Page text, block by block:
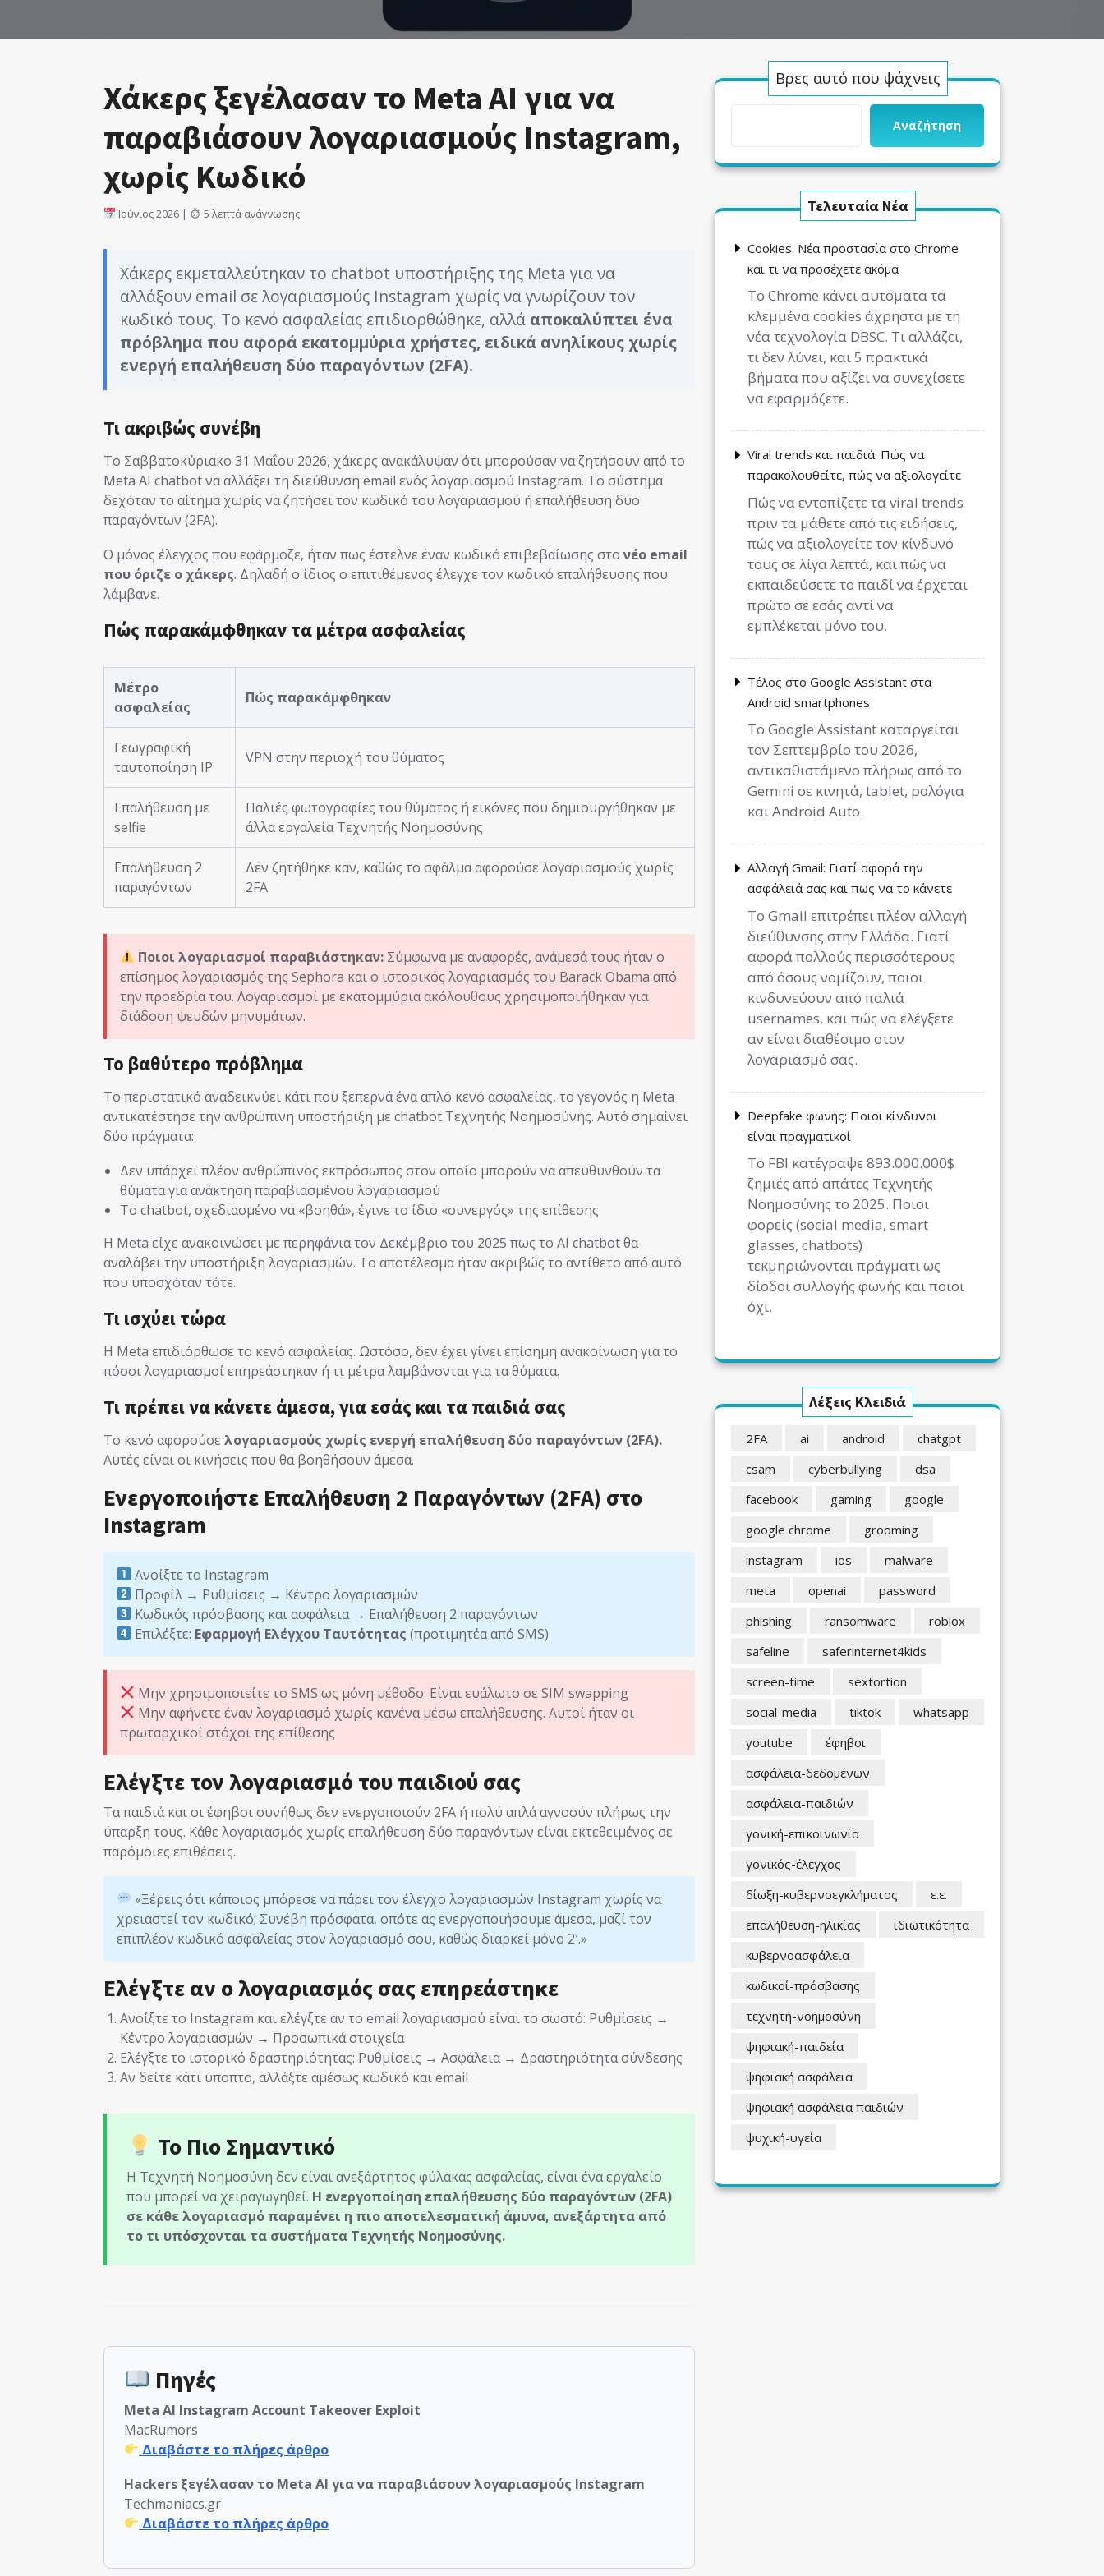
Χάκερς ξεγέλασαν το Meta AI για να
παραβιάσουν λογαριασμούς Instagram,
χωρίς Κωδικό
Ιούνιος 2026 | 5 λεπτά ανάγνωσης
Χάκερς εκμεταλλεύτηκαν το chatbot υποστήριξης της Meta για να
αλλάξουν email σε λογαριασμούς Instagram χωρίς να γνωρίζουν τον
κωδικό τους. Το κενό ασφαλείας επιδιορθώθηκε, αλλά αποκαλύπτει ένα
πρόβλημα που αφορά εκατομμύρια χρήστες, ειδικά ανηλίκους χωρίς
ενεργή επαλήθευση δύο παραγόντων (2FA).
Τι ακριβώς συνέβη
Το Σαββατοκύριακο 31 Μαΐου 2026, χάκερς ανακάλυψαν ότι μπορούσαν να ζητήσουν από το
Meta AI chatbot να αλλάξει τη διεύθυνση email ενός λογαριασμού Instagram. Το σύστημα
δεχόταν το αίτημα χωρίς να ζητήσει τον κωδικό του λογαριασμού ή επαλήθευση δύο
παραγόντων (2FA).
Ο μόνος έλεγχος που εφάρμοζε, ήταν πως έστελνε έναν κωδικό επιβεβαίωσης στονέο email
που όριζε ο χάκερς. Δηλαδή ο ίδιος ο επιτιθέμενος έλεγχε τον κωδικό επαλήθευσης που
λάμβανε.
Πώς παρακάμφθηκαν τα μέτρα ασφαλείας
Μέτρο
ασφαλείας
Πώς παρακάμφθηκαν
Γεωγραφική
ταυτοποίηση IP
VPN στην περιοχή του θύματος
Επαλήθευση με
selfie
Παλιές φωτογραφίες του θύματος ή εικόνες που δημιουργήθηκαν με
άλλα εργαλεία Τεχνητής Νοημοσύνης
Επαλήθευση 2
παραγόντων
Δεν ζητήθηκε καν, καθώς το σφάλμα αφορούσε λογαριασμούς χωρίς
2FA
Ποιοι λογαριασμοί παραβιάστηκαν: Σύμφωνα με αναφορές, ανάμεσά τους ήταν ο
επίσημος λογαριασμός της Sephora και ο ιστορικός λογαριασμός του Barack Obama από
την προεδρία του. Λογαριασμοί με εκατομμύρια ακόλουθους χρησιμοποιήθηκαν για
διάδοση ψευδών μηνυμάτων.
Το βαθύτερο πρόβλημα
Το περιστατικό αναδεικνύει κάτι που ξεπερνά ένα απλό κενό ασφαλείας, το γεγονός η Meta
αντικατέστησε την ανθρώπινη υποστήριξη με chatbot Τεχνητής Νοημοσύνης. Αυτό σημαίνει
δύο πράγματα:
Δεν υπάρχει πλέον ανθρώπινος εκπρόσωπος στον οποίο μπορούν να απευθυνθούν τα
θύματα για ανάκτηση παραβιασμένου λογαριασμού
Το chatbot, σχεδιασμένο να «βοηθά», έγινε το ίδιο «συνεργός» της επίθεσης
Η Meta είχε ανακοινώσει με περηφάνια τον Δεκέμβριο του 2025 πως το AI chatbot θα
αναλάβει την υποστήριξη λογαριασμών. Το αποτέλεσμα ήταν ακριβώς το αντίθετο από αυτό
που υποσχόταν τότε.
Τι ισχύει τώρα
Η Meta επιδιόρθωσε το κενό ασφαλείας. Ωστόσο, δεν έχει γίνει επίσημη ανακοίνωση για το
πόσοι λογαριασμοί επηρεάστηκαν ή τι μέτρα λαμβάνονται για τα θύματα.
Τι πρέπει να κάνετε άμεσα, για εσάς και τα παιδιά σας
Το κενό αφορούσε λογαριασμούς χωρίς ενεργή επαλήθευση δύο παραγόντων (2FA).
Αυτές είναι οι κινήσεις που θα βοηθήσουν άμεσα.
Ενεργοποιήστε Επαλήθευση 2 Παραγόντων (2FA) στο
Instagram
Ανοίξτε το Instagram
Προφίλ → Ρυθμίσεις → Κέντρο λογαριασμών
Κωδικός πρόσβασης και ασφάλεια → Επαλήθευση 2 παραγόντων
Επιλέξτε: Εφαρμογή Ελέγχου Ταυτότητας (προτιμητέα από SMS)
Μην χρησιμοποιείτε το SMS ως μόνη μέθοδο. Είναι ευάλωτο σε SIM swapping
Μην αφήνετε έναν λογαριασμό χωρίς κανένα μέσω επαλήθευσης. Αυτοί ήταν οι
πρωταρχικοί στόχοι της επίθεσης
Ελέγξτε τον λογαριασμό του παιδιού σας
Τα παιδιά και οι έφηβοι συνήθως δεν ενεργοποιούν 2FA ή πολύ απλά αγνοούν πλήρως την
ύπαρξη τους. Κάθε λογαριασμός χωρίς επαλήθευση δύο παραγόντων είναι εκτεθειμένος σε
παρόμοιες επιθέσεις.
«Ξέρεις ότι κάποιος μπόρεσε να πάρει τον έλεγχο λογαριασμών Instagram χωρίς να
χρειαστεί τον κωδικό; Συνέβη πρόσφατα, οπότε ας ενεργοποιήσουμε άμεσα, μαζί τον
επιπλέον κωδικό ασφαλείας στον λογαριασμό σου, καθώς διαρκεί μόνο 2′.»
Ελέγξτε αν ο λογαριασμός σας επηρεάστηκε
Ανοίξτε το Instagram και ελέγξτε αν το email λογαριασμού είναι το σωστό: Ρυθμίσεις →
Κέντρο λογαριασμών → Προσωπικά στοιχεία
Ελέγξτε το ιστορικό δραστηριότητας: Ρυθμίσεις → Ασφάλεια → Δραστηριότητα σύνδεσης
Αν δείτε κάτι ύποπτο, αλλάξτε αμέσως κωδικό και email
Το Πιο Σημαντικό
Η Τεχνητή Νοημοσύνη δεν είναι ανεξάρτητος φύλακας ασφαλείας, είναι ένα εργαλείο
που μπορεί να χειραγωγηθεί. Η ενεργοποίηση επαλήθευσης δύο παραγόντων (2FA)
σε κάθε λογαριασμό παραμένει η πιο αποτελεσματική άμυνα, ανεξάρτητα από
το τι υπόσχονται τα συστήματα Τεχνητής Νοημοσύνης.
Πηγές
Meta AI Instagram Account Takeover Exploit
MacRumors
Διαβάστε το πλήρες άρθρο
Hackers ξεγέλασαν το Meta AI για να παραβιάσουν λογαριασμούς Instagram
Techmaniacs.gr
Διαβάστε το πλήρες άρθρο
Βρες αυτό που ψάχνεις
Αναζήτηση
Τελευταία Νέα
Cookies: Νέα προστασία στο Chrome
και τι να προσέχετε ακόμα
Το Chrome κάνει αυτόματα τα
κλεμμένα cookies άχρηστα με τη
νέα τεχνολογία DBSC. Τι αλλάζει,
τι δεν λύνει, και 5 πρακτικά
βήματα που αξίζει να συνεχίσετε
να εφαρμόζετε.
Viral trends και παιδιά: Πώς να
παρακολουθείτε, πώς να αξιολογείτε
Πώς να εντοπίζετε τα viral trends
πριν τα μάθετε από τις ειδήσεις,
πώς να αξιολογείτε τον κίνδυνό
τους σε λίγα λεπτά, και πώς να
εκπαιδεύσετε το παιδί να έρχεται
πρώτο σε εσάς αντί να
εμπλέκεται μόνο του.
Τέλος στο Google Assistant στα
Android smartphones
Το Google Assistant καταργείται
τον Σεπτεμβρίο του 2026,
αντικαθιστάμενο πλήρως από το
Gemini σε κινητά, tablet, ρολόγια
και Android Auto.
Αλλαγή Gmail: Γιατί αφορά την
ασφάλειά σας και πως να το κάνετε
Το Gmail επιτρέπει πλέον αλλαγή
διεύθυνσης στην Ελλάδα. Γιατί
αφορά πολλούς περισσότερους
από όσους νομίζουν, ποιοι
κινδυνεύουν από παλιά
usernames, και πώς να ελέγξετε
αν είναι διαθέσιμο στον
λογαριασμό σας.
Deepfake φωνής: Ποιοι κίνδυνοι
είναι πραγματικοί
Το FBI κατέγραψε 893.000.000$
ζημιές από απάτες Τεχνητής
Νοημοσύνης το 2025. Ποιοι
φορείς (social media, smart
glasses, chatbots)
τεκμηριώνονται πράγματι ως
δίοδοι συλλογής φωνής και ποιοι
όχι.
Λέξεις Κλειδιά
2FA ai android
chatgpt
csam
cyberbullying
dsa
facebook
gaming
google
google chrome
grooming
instagram
ios
malware
meta
openai
password
phishing
ransomware
roblox
safeline
saferinternet4kids
screen-time
sextortion
social-media
tiktok
whatsapp
youtube
έφηβοι
ασφάλεια-δεδομένων
ασφάλεια-παιδιών
γονική-επικοινωνία
γονικός-έλεγχος
δίωξη-κυβερνοεγκλήματος
ε.ε.
επαλήθευση-ηλικίας
ιδιωτικότητα
κυβερνοασφάλεια
κωδικοί-πρόσβασης
τεχνητή-νοημοσύνη
ψηφιακή-παιδεία
ψηφιακή ασφάλεια
ψηφιακή ασφάλεια παιδιών
ψυχική-υγεία